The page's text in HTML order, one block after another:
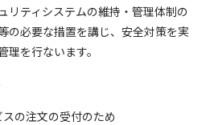
リティシステムの維持・管理体制の
の必要な措置を講じ、安全対策を実
を行ないます。
の注文の受付のため